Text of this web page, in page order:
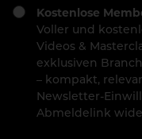
Kostenlose
Voller und
Videos &
exklusiven
– kompakt,
Newsletter-
Abmeldelink